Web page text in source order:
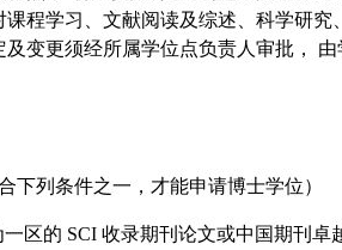
程学习、文献阅读及综述、科学研究
变更须经所属学位点负责人审批， 由
下列条件之一，才能申请博士学位）
区的 SCI 收录期刊论文或中国期刊卓